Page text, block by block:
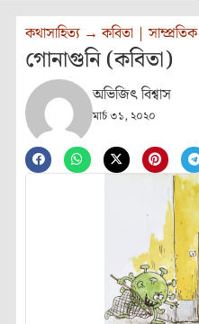
কথাসাহিত্য →কবিতা |সাম্প্রতিক
গোনাগুনি (কবিতা)
অভিজিৎ বিশ্বাস
মার্চ ৩১, ২০২০